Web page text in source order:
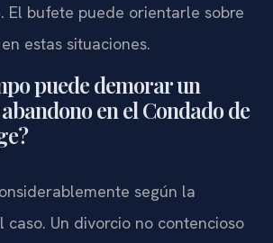
El bufete puede orientarle sobre
estas situaciones.
puede demorar un
en el Condado de
según la
Un divorcio no contencioso